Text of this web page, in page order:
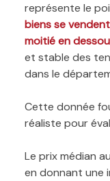
représente le
biens se
moitié en
et stable des
dans le
Cette donnée
réaliste pour
Le prix médian
en donnant une